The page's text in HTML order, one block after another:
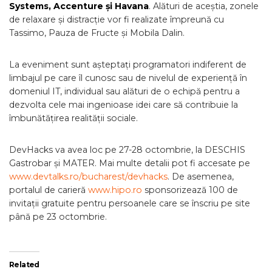
Systems, Accenture și Havana. Alături de aceștia, zonele
de relaxare și distracție vor fi realizate împreună cu
Tassimo, Pauza de Fructe și Mobila Dalin.
La eveniment sunt așteptați programatori indiferent de
limbajul pe care îl cunosc sau de nivelul de experiență în
domeniul IT, individual sau alături de o echipă pentru a
dezvolta cele mai ingenioase idei care să contribuie la
îmbunătățirea realității sociale.
DevHacks va avea loc pe 27-28 octombrie, la DESCHIS
Gastrobar și MATER. Mai multe detalii pot fi accesate pe
www.devtalks.ro/bucharest/devhacks. De asemenea,
portalul de carieră www.hipo.ro sponsorizează 100 de
invitații gratuite pentru persoanele care se înscriu pe site
până pe 23 octombrie.
Related